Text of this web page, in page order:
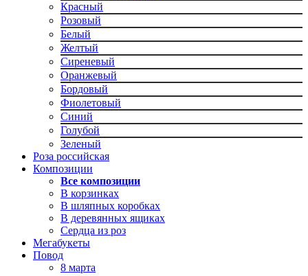
Красный
Розовый
Белый
Желтый
Сиреневый
Оранжевый
Бордовый
Фиолетовый
Синий
Голубой
Зеленый
Роза российская
Композиции
Все композиции
В корзинках
В шляпных коробках
В деревянных ящиках
Сердца из роз
Мегабукеты
Повод
8 марта